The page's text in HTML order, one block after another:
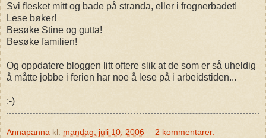
Svi flesket mitt og bade på stranda, eller i frognerbadet!
Lese bøker!
Besøke Stine og gutta!
Besøke familien!
Og oppdatere bloggen litt oftere slik at de som er så uheldig
å måtte jobbe i ferien har noe å lese på i arbeidstiden...
:-)
Annapanna kl. mandag, juli 10, 2006 2 kommentarer: